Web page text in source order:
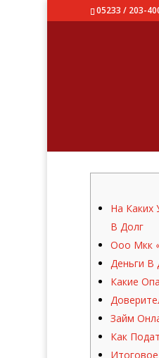
05233 / 203-
На Каких
В Долг
Ооо Мкк
Деньги В
Какие
Займ
Как